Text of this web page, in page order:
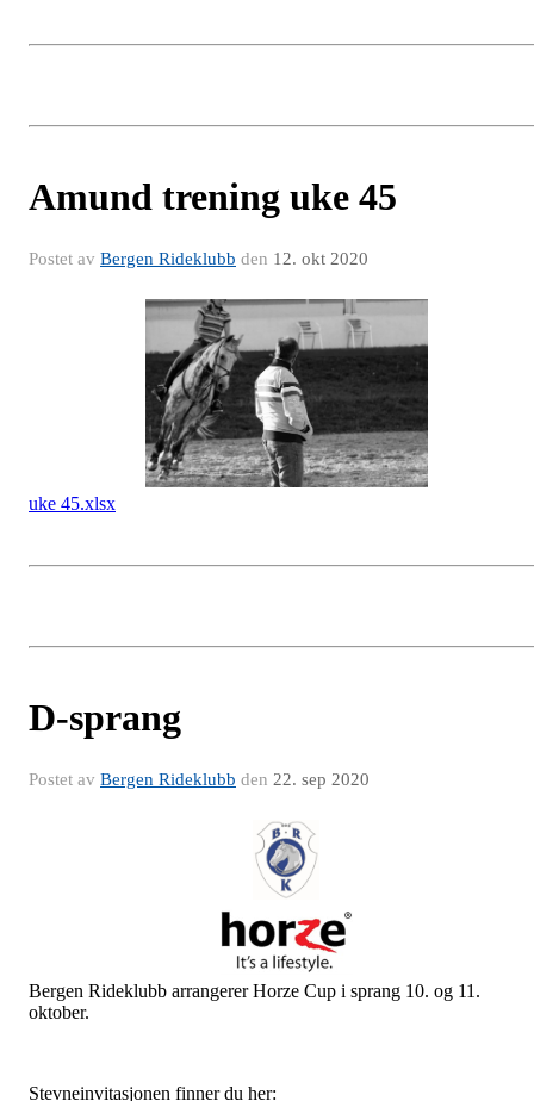
Amund trening uke 45
Postet av Bergen Rideklubb den 12. okt 2020
uke 45.xlsx
D-sprang
Postet av Bergen Rideklubb den 22. sep 2020
Bergen Rideklubb arrangerer Horze Cup i sprang 10. og 11.
oktober.
Stevneinvitasjonen finner du her: